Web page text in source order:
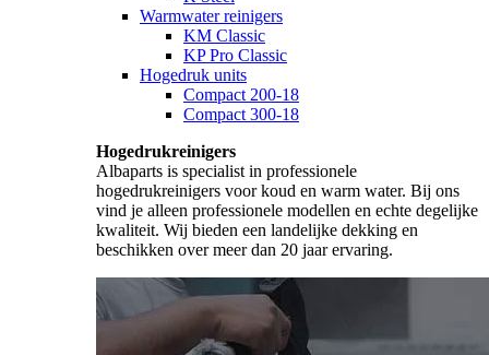
Warmwater reinigers
KM Classic
KP Pro Classic
Hogedruk units
Compact 200-18
Compact 300-18
Hogedrukreinigers
Albaparts is specialist in professionele
hogedrukreinigers voor koud en warm water. Bij ons
vind je alleen professionele modellen en echte degelijke
kwaliteit. Wij bieden een landelijke dekking en
beschikken over meer dan 20 jaar ervaring.